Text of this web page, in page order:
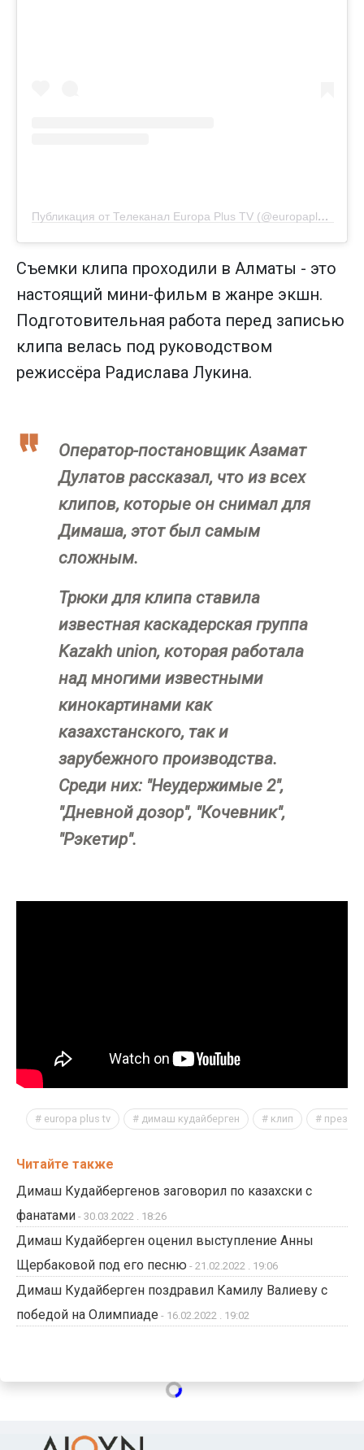
Публикация от Телеканал Europa Plus TV (@europaplustv)
Съемки клипа проходили в Алматы - это
настоящий мини-фильм в жанре экшн.
Подготовительная работа перед записью
клипа велась под руководством
режиссёра Радислава Лукина.
Оператор-постановщик Азамат
Дулатов рассказал, что из всех
клипов, которые он снимал для
Димаша, этот был самым
сложным.
Трюки для клипа ставила
известная каскадерская группа
Kazakh union, которая работала
над многими известными
кинокартинами как
казахстанского, так и
зарубежного производства.
Среди них: "Неудержимые 2",
"Дневной дозор", "Кочевник",
"Рэкетир".
europa plus tv димаш кудайберген клип
Читайте также
Димаш Кудайбергенов заговорил по казахски с
фанатами - 30.03.2022 . 18:26
Димаш Кудайберген оценил выступление Анны
Щербаковой под его песню - 21.02.2022 . 19:06
Димаш Кудайберген поздравил Камилу Валиеву с
победой на Олимпиаде - 16.02.2022 . 19:02